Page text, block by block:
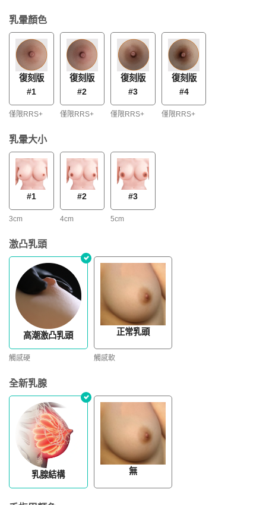
乳暈顏色
復刻版
#1
僅限RRS+
復刻版
#2
僅限RRS+
復刻版
#3
僅限RRS+
復刻版
#4
僅限RRS+
乳暈大小
#1
3cm
#2
4cm
#3
5cm
激凸乳頭
高潮激凸乳頭
觸感硬
正常乳頭
觸感軟
全新乳腺
乳腺結構 無